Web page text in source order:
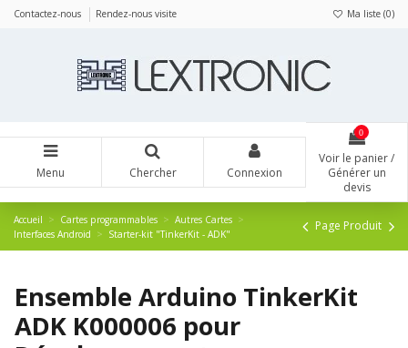
Contactez-nous Rendez-nous visite Ma liste (0)
Menu Chercher Connexion
0
Voir le panier /
Générer un
devis
Accueil Cartes programmables
Autres Cartes
Interfaces Android
Starter-kit "TinkerKit - ADK"
Page Produit
Ensemble Arduino TinkerKit
ADK K000006 pour
Panneau de gestion des cookies